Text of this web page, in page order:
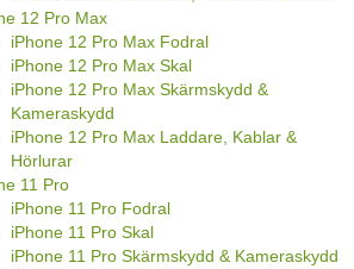
12 Pro Max
iPhone 12 Pro Max Fodral
iPhone 12 Pro Max Skal
iPhone 12 Pro Max Skärmskydd &
Kameraskydd
iPhone 12 Pro Max Laddare, Kablar &
Hörlurar
11 Pro
iPhone 11 Pro Fodral
iPhone 11 Pro Skal
iPhone 11 Pro Skärmskydd & Kameraskydd